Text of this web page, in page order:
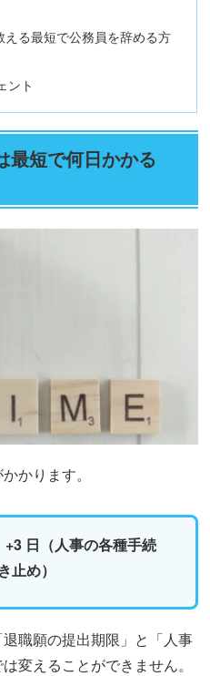
る最短で公務員を辞める方
ント
最短で何日かかる
かります。
日（人事の各種手続
止め）
職願の提出期限」と「人事
変えることができません。